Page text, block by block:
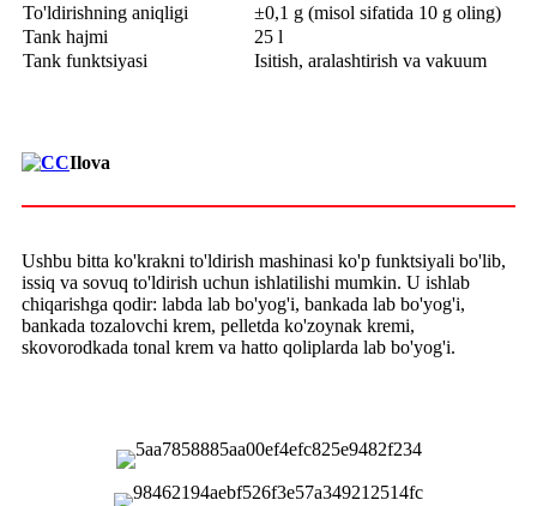
To'ldirishning aniqligi
±0,1 g (misol sifatida 10 g oling)
Tank hajmi
25 l
Tank funktsiyasi
Isitish, aralashtirish va vakuum
Ilova
Ushbu bitta ko'krakni to'ldirish mashinasi ko'p funktsiyali bo'lib,
issiq va sovuq to'ldirish uchun ishlatilishi mumkin. U ishlab
chiqarishga qodir: labda lab bo'yog'i, bankada lab bo'yog'i,
bankada tozalovchi krem, pelletda ko'zoynak kremi,
skovorodkada tonal krem ​​va hatto qoliplarda lab bo'yog'i.